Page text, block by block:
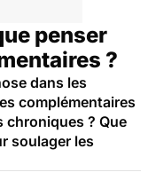
penser
?
dans les
complémentaires
chroniques ? Que
soulager les